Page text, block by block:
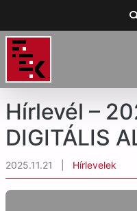
Hírlevél –
DIGITÁLIS
2025.11.21 Hírlevelek